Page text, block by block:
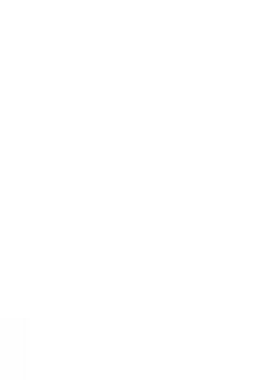
oli: €687.00.
hinta on: €632.04.